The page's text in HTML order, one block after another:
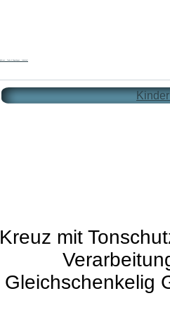
Kreuz mit
Gleichschenkelig